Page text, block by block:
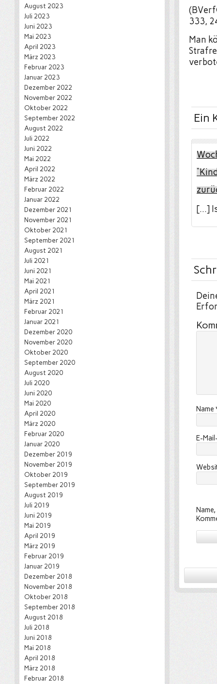
333,
Man
Ein
[…]
Name
E-
August 2023
Juli 2023
Juni 2023
Mai 2023
April 2023
März 2023
Februar 2023
Januar 2023
Dezember 2022
November 2022
Oktober 2022
September 2022
August 2022
Juli 2022
Juni 2022
Mai 2022
April 2022
März 2022
Februar 2022
Januar 2022
Dezember 2021
November 2021
Oktober 2021
September 2021
August 2021
Juli 2021
Juni 2021
Mai 2021
April 2021
März 2021
Februar 2021
Januar 2021
Dezember 2020
November 2020
Oktober 2020
September 2020
August 2020
Juli 2020
Juni 2020
Mai 2020
April 2020
März 2020
Februar 2020
Januar 2020
Dezember 2019
November 2019
Oktober 2019
September 2019
August 2019
Juli 2019
Juni 2019
Mai 2019
April 2019
März 2019
Februar 2019
Januar 2019
Dezember 2018
November 2018
Oktober 2018
September 2018
August 2018
Juli 2018
Juni 2018
Mai 2018
April 2018
März 2018
Februar 2018